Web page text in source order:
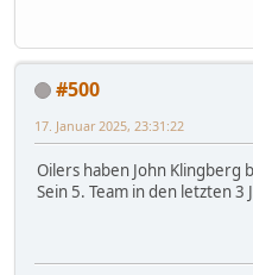
#500
17. Januar 2025, 23:31:22
Oilers haben John Klingberg
Sein 5. Team in den letzten 3